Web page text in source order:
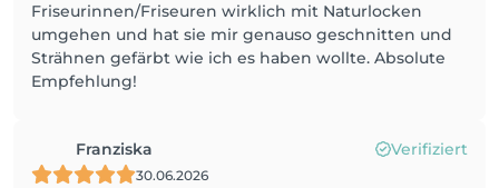
Friseurinnen/Friseuren wirklich mit Naturlocken
umgehen und hat sie mir genauso geschnitten und
Strähnen gefärbt wie ich es haben wollte. Absolute
Empfehlung!
Franziska Verifiziert
30.06.2026